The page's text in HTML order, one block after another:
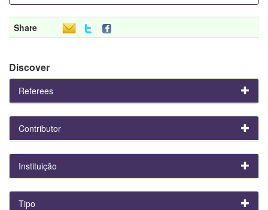
Share
Discover
Referees
Contributor
Instituição
Tipo